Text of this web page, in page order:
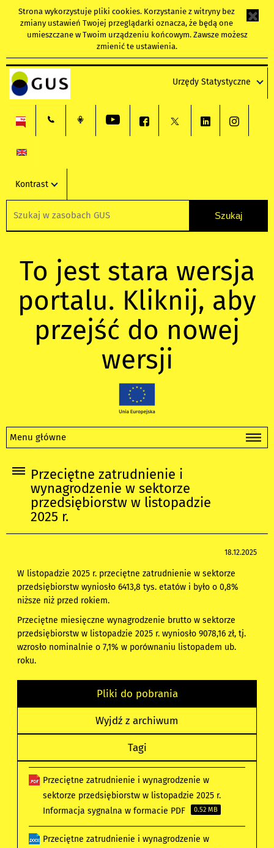
Strona wykorzystuje pliki cookies. Korzystanie z witryny bez
zmiany ustawień Twojej przeglądarki oznacza, że będą one
umieszczane w Twoim urządzeniu końcowym. Zawsze możesz
zmienić te ustawienia.
Urzędy Statystyczne
Kontrast
To jest stara wersja
portalu. Kliknij, aby
przejść do nowej
wersji
Menu główne
Przeciętne zatrudnienie i
wynagrodzenie w sektorze
przedsiębiorstw w listopadzie
2025 r.
18.12.2025
W listopadzie 2025 r. przeciętne zatrudnienie w sektorze
przedsiębiorstw wyniosło 6413,8 tys. etatów i było o 0,8%
niższe niż przed rokiem.
Przeciętne miesięczne wynagrodzenie brutto w sektorze
przedsiębiorstw w listopadzie 2025 r. wyniosło 9078,16 zł, tj.
wzrosło nominalnie o 7,1% w porównaniu listopadem ub.
roku.
Pliki do pobrania
Wyjdź z archiwum
Tagi
Przeciętne zatrudnienie i wynagrodzenie w
sektorze przedsiębiorstw w listopadzie 2025 r.
Informacja sygnalna w formacie PDF
0.52 MB
Przeciętne zatrudnienie i wynagrodzenie w